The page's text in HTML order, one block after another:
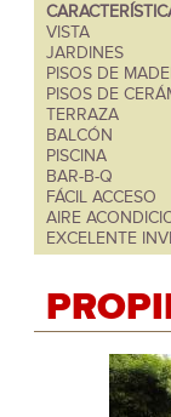
VISTA
JARDINES
PISOS DE
PISOS DE
TERRAZA
BALCÓN
PISCINA
BAR-B-Q
FÁCIL ACCESO
AIRE
EXCELENTE